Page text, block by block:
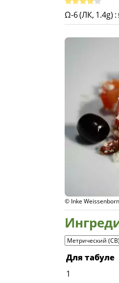
Ω-6 (ЛК, 1.4g) :
© Inke
Для табуле
1